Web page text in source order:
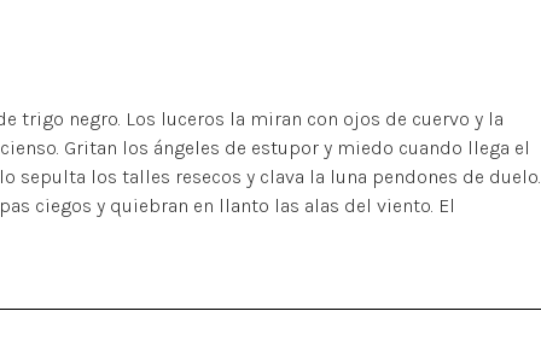
trigo negro. Los luceros la miran con ojos de cuervo y la
Gritan los ángeles de estupor y miedo cuando llega el
sepulta los talles resecos y clava la luna pendones de duelo.
ciegos y quiebran en llanto las alas del viento. El